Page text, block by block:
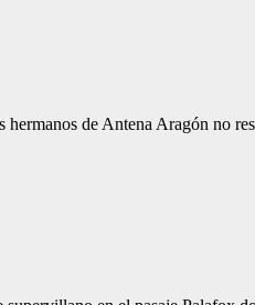
hermanos de Antena Aragón no